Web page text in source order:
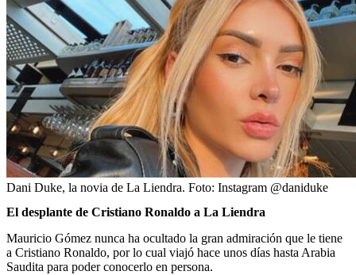
Dani Duke, la novia de La Liendra. Foto: Instagram @daniduke
El desplante de Cristiano Ronaldo a La Liendra
Mauricio Gómez nunca ha ocultado la gran admiración que le tiene
a Cristiano Ronaldo, por lo cual viajó hace unos días hasta Arabia
Saudita para poder conocerlo en persona.